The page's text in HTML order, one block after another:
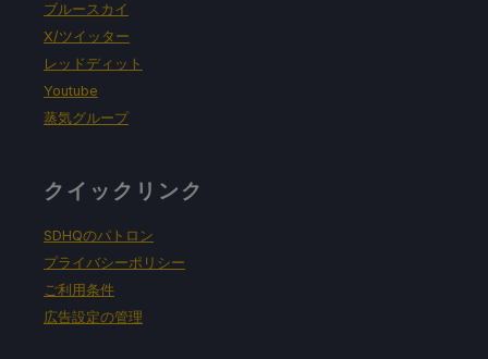
ブルースカイ
X/ツイッター
レッドディット
Youtube
蒸気グループ
クイックリンク
SDHQのパトロン
プライバシーポリシー
ご利用条件
広告設定の管理